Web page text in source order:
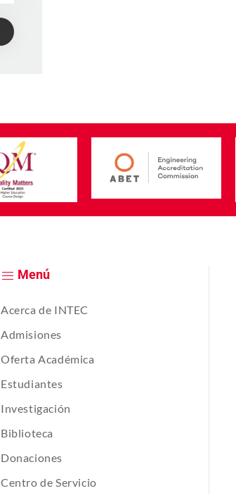
Menú
Acerca de INTEC
Admisiones
Oferta Académica
Estudiantes
Investigación
Biblioteca
Donaciones
Centro de Servicio